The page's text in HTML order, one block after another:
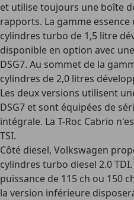
et utilise toujours une boîte
rapports. La gamme essence
cylindres turbo de 1,5 litre
disponible en option avec
DSG7. Au sommet de la
cylindres de 2,0 litres
Les deux versions utilisent
DSG7 et sont équipées de
intégrale. La T-Roc Cabrio
TSI.
Côté diesel, Volkswagen
cylindres turbo diesel 2.0
puissance de 115 ch ou 150
la version inférieure